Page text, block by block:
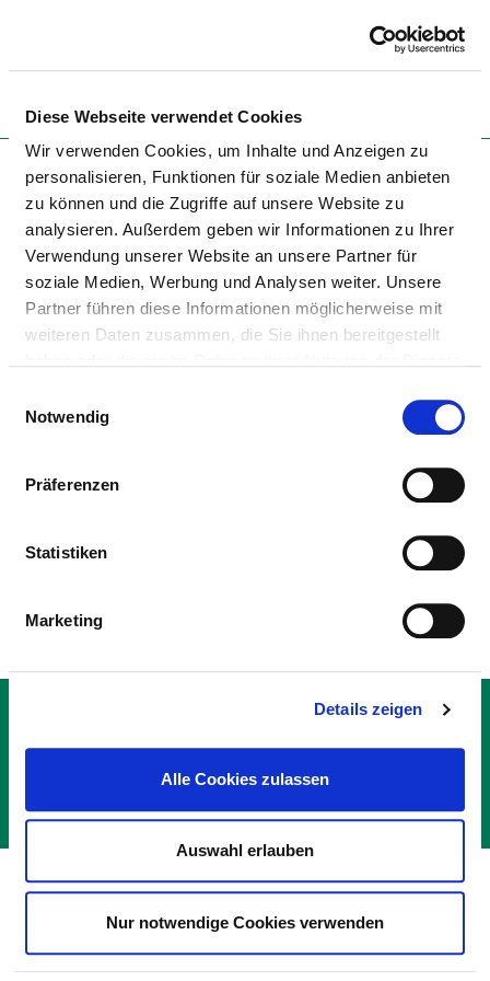
Diese Webseite verwendet Cookies
Wir verwenden Cookies, um Inhalte und Anzeigen zu
personalisieren, Funktionen für soziale Medien anbieten
zu können und die Zugriffe auf unsere Website zu
analysieren. Außerdem geben wir Informationen zu Ihrer
Verwendung unserer Website an unsere Partner für
soziale Medien, Werbung und Analysen weiter. Unsere
Partner führen diese Informationen möglicherweise mit
weiteren Daten zusammen, die Sie ihnen bereitgestellt
Notwendig
Präferenzen
Statistiken
Marketing
Details zeigen
Alle Cookies zulassen
Auswahl erlauben
Nur notwendige Cookies verwenden
To the specialist department
ARABELLA-KLINIK GMBH
HALS-, NASEN-, OHRENHEILKUNDE
© DEUTSCHE KRANKENHAUS GESELLSCHAFT 2026
DATA PROTECTION